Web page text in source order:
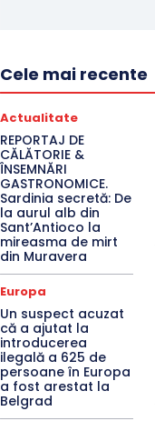
Cele mai recente
Actualitate
REPORTAJ DE
CĂLĂTORIE &
ÎNSEMNĂRI
GASTRONOMICE.
Sardinia secretă: De
la aurul alb din
Sant’Antioco la
mireasma de mirt
din Muravera
Europa
Un suspect acuzat
că a ajutat la
introducerea
ilegală a 625 de
persoane în Europa
a fost arestat la
Belgrad